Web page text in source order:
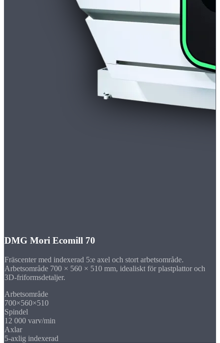
DMG Mori Ecomill 70
Fräscenter med indexerad 5:e axel och stort arbetsområde.
Arbetsområde 700 × 560 × 510 mm, idealiskt för plastplattor och
3D-friformsdetaljer.
Arbetsområde
700×560×510
Spindel
12 000 varv/min
Axlar
5-axlig indexerad